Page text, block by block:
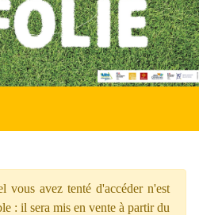
vous avez tenté d'accéder n'est
: il sera mis en vente à partir du